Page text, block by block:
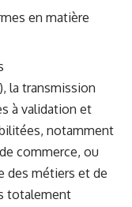
en matière
la transmission
à validation et
notamment
commerce, ou
des métiers et de
totalement